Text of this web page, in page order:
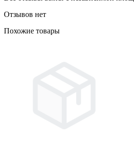
Отзывов нет
Похожие товары